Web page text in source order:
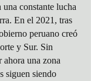
constante lucha
En el 2021, tras
peruano creó
y Sur. Sin
ahora una zona
siguen siendo